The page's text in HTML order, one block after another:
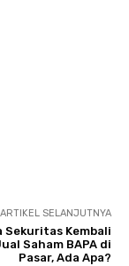
ARTIKEL SELANJUTNYA
Sekuritas Kembali
Saham BAPA di
Pasar, Ada Apa?